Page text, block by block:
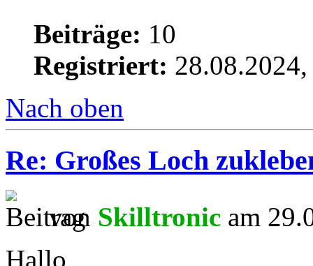
Beiträge: 10
Registriert:
Nach oben
Re: Großes Loch
von Skilltronic am
Hallo,